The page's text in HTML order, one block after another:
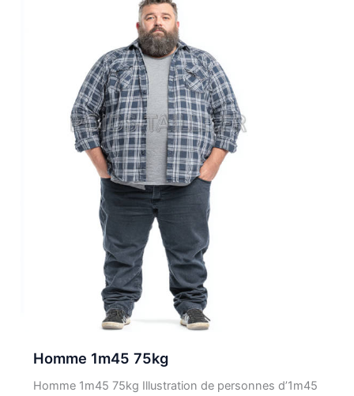
Homme 1m45 75kg
Homme 1m45 75kg Illustration de personnes d’1m45